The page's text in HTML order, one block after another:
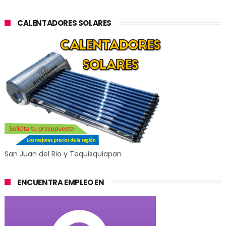
CALENTADORES SOLARES
San Juan del Rio y Tequisquiapan
ENCUENTRA EMPLEO EN